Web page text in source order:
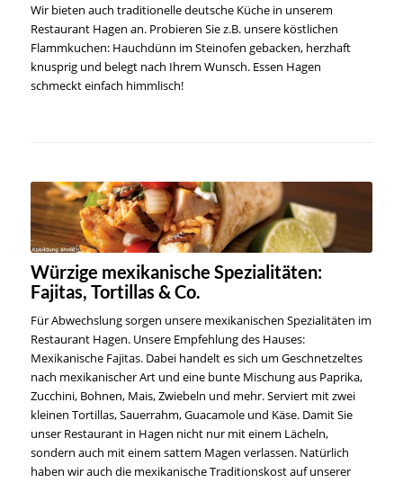
Wir bieten auch traditionelle deutsche Küche in unserem
Restaurant Hagen an. Probieren Sie z.B. unsere köstlichen
Flammkuchen: Hauchdünn im Steinofen gebacken, herzhaft
knusprig und belegt nach Ihrem Wunsch. Essen Hagen
schmeckt einfach himmlisch!
Würzige mexikanische Spezialitäten:
Fajitas, Tortillas & Co.
Für Abwechslung sorgen unsere mexikanischen Spezialitäten im
Restaurant Hagen. Unsere Empfehlung des Hauses:
Mexikanische Fajitas. Dabei handelt es sich um Geschnetzeltes
nach mexikanischer Art und eine bunte Mischung aus Paprika,
Zucchini, Bohnen, Mais, Zwiebeln und mehr. Serviert mit zwei
kleinen Tortillas, Sauerrahm, Guacamole und Käse. Damit Sie
unser Restaurant in Hagen nicht nur mit einem Lächeln,
sondern auch mit einem sattem Magen verlassen. Natürlich
haben wir auch die mexikanische Traditionskost auf unserer